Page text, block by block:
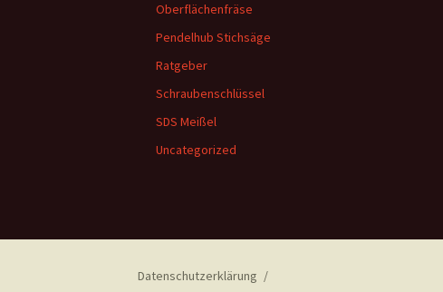
Oberflächenfräse
Pendelhub Stichsäge
Ratgeber
Schraubenschlüssel
SDS Meißel
Uncategorized
Datenschutzerklärung